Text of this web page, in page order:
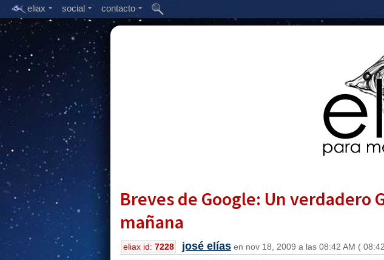
eliax social contacto
Breves de Google: Un verdadero
mañana
eliax id: 7228 josé elías en nov 18, 2009 a las 08:42 AM (